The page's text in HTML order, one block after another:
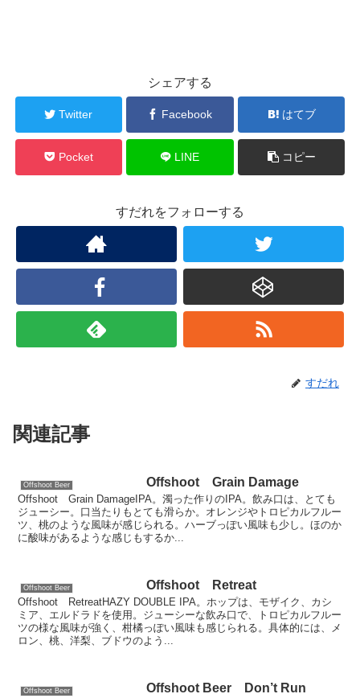
シェアする
Twitter Facebook はてブ
Pocket LINE コピー
すだれをフォローする
すだれ
関連記事
Offshoot Beer Offshoot Grain Damage
Offshoot Grain DamageIPA。濁った作りのIPA。飲み口は、とても
ジューシー。口当たりもとても滑らか。オレンジやトロピカルフルー
ツ、桃のような風味が感じられる。ハーブっぽい風味も少し。ほのか
に酸味があるような感じもするか...
Offshoot Beer Offshoot Retreat
Offshoot RetreatHAZY DOUBLE IPA。ホップは、モザイク、カシ
ミア、エルドラドを使用。ジューシーな飲み口で、トロピカルフルー
ツの様な風味が強く、柑橘っぽい風味も感じられる。具体的には、メ
ロン、桃、洋梨、ブドウのよう...
Offshoot Beer Offshoot Beer Don’t Run